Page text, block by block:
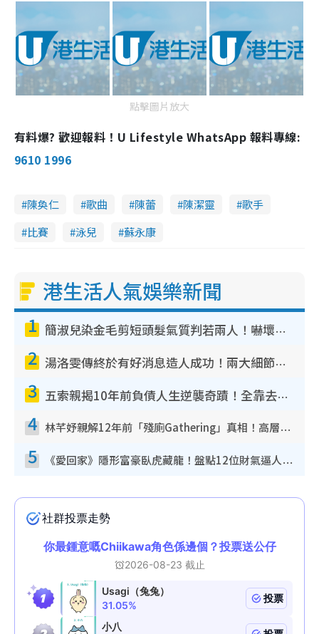
點擊圖片放大
有料爆? 歡迎報料！U Lifestyle WhatsApp 報料專線:
9610 1996
陳奐仁 歌曲 陳蕾 陳潔靈
歌手
比賽
泳兒 蘇永康
港生活人氣娛樂新聞
1 簡淑兒染金毛剪短頭髮氣質判若兩人！嚇壞老公麥大力都認唔出：「你做咩事？」
2 湯洛雯傳終於有好消息造人成功！兩大細節曝孕味極濃惹猜測：大肚婆先會咁！
3 五索親揭10年前負債人生逆襲奇蹟！全靠去一地方轉運後即遇上馬先生
4 林芊妤親解12年前「殘廁Gathering」真相！高層解約一句話重創尊嚴至今拒返TVB
5 《愛回家》隱形富豪臥虎藏龍！盤點12位財氣逼人的有錢藝人：呢位靚女3億身家唔憂做